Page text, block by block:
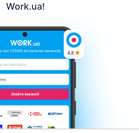
Work.ua!
Про нас
Кар’єра
Умови використання